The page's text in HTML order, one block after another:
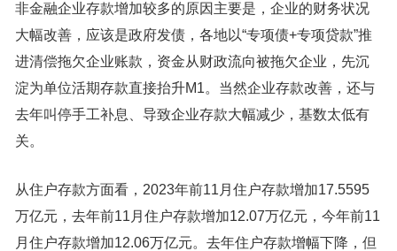
非金融企业存款增加较多的原因主要是，企业的财务状况
大幅改善，应该是政府发债，各地以“专项债+专项贷款”推
进清偿拖欠企业账款，资金从财政流向被拖欠企业，先沉
淀为单位活期存款直接抬升M1。当然企业存款改善，还与
去年叫停手工补息、导致企业存款大幅减少，基数太低有
关。
从住户存款方面看，2023年前11月住户存款增加17.5595
万亿元，去年前11月住户存款增加12.07万亿元，今年前11
月住户存款增加12.06万亿元。去年住户存款增幅下降，但